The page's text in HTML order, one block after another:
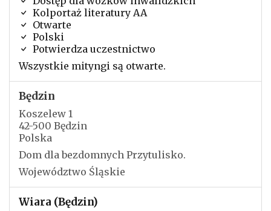
Kolportaż literatury AA
Otwarte
Polski
Potwierdza uczestnictwo
Wszystkie mityngi są otwarte.
Będzin
Koszelew 1
42-500 Będzin
Polska
Dom dla bezdomnych Przytulisko.
Województwo Śląskie
Wiara (Będzin)